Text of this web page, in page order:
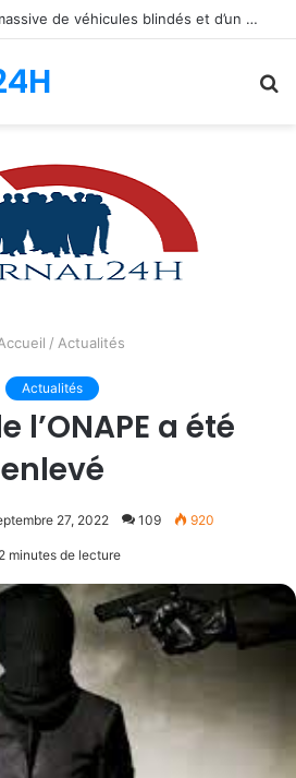
Gonaïves : Arrivée massive de véhicules blindés et d’un contingent sri-lankais de la FRG dans l’Artibonite
/ Actualités
Actualités
l’ONAPE a été
enlevé
27, 2022 109 920
minutes de lecture